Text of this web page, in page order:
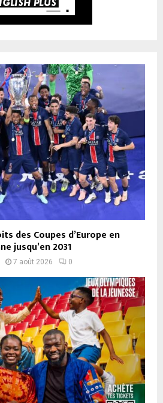
des Coupes d’Europe en
jusqu’en 2031
7 août 2026 0